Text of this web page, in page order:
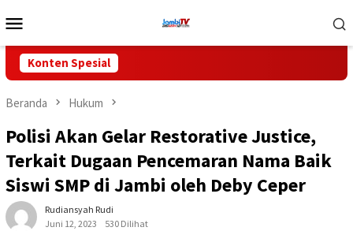
ke
Mobile
Konten Spesial
Beranda Hukum
Polisi Akan Gelar Restorative Justice,
Terkait Dugaan Pencemaran Nama Baik
Siswi SMP di Jambi oleh Deby Ceper
Rudiansyah Rudi
Juni 12, 2023
530 Dilihat